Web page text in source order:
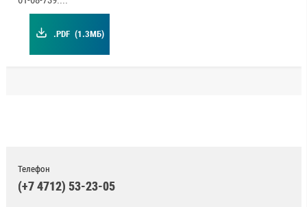
.PDF (1.3МБ)
Телефон
(+7 4712) 53-23-05